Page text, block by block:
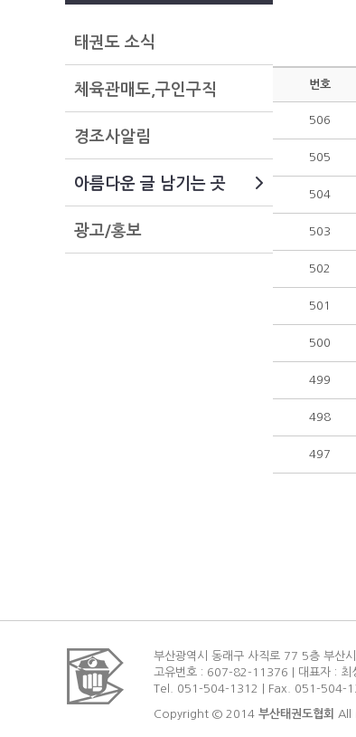
태권도 소식
체육관매도,구인구직
경조사알림
아름다운 글 남기는 곳
광고/홍보
번호
506
505
504
503
502
501
500
499
498
497
부산광역시 동래구 사직로 77 5층 부산
고유번호 : 607-82-11376 | 대표자 : 최
Tel. 051-504-1312 | Fax. 051-504-
Copyright © 2014 부산태권도협회 All